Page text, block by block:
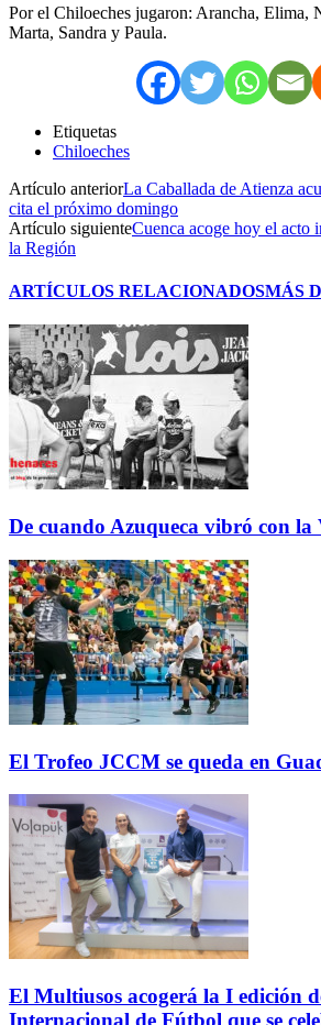
Por el Chiloeches jugaron: Arancha, Elima,
Marta, Sandra y Paula.
Etiquetas
Chiloeches
Artículo anteriorLa Caballada de Atienza
cita el próximo domingo
Artículo siguienteCuenca acoge hoy el acto
la Región
ARTÍCULOS RELACIONADOSMÁS
De cuando Azuqueca vibró con la
El Trofeo JCCM se queda en
El Multiusos acogerá la I edición
Internacional de Fútbol que se